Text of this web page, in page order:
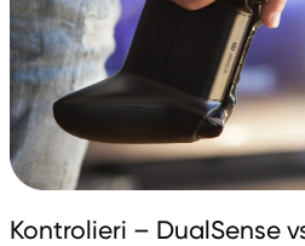
Kontrolieri – DualSense